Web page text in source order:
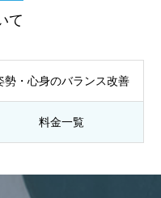
て
勢・心身のバランス改善
料金一覧